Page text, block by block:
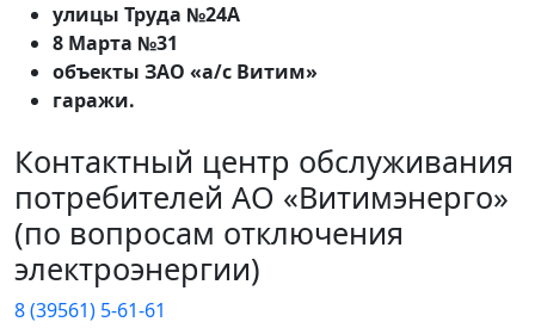
улицы Труда №24А
8 Марта №31
объекты ЗАО «а/с Витим»
гаражи.
Контактный центр обслуживания
потребителей АО «Витимэнерго»
(по вопросам отключения
электроэнергии)
8 (39561) 5-61-61